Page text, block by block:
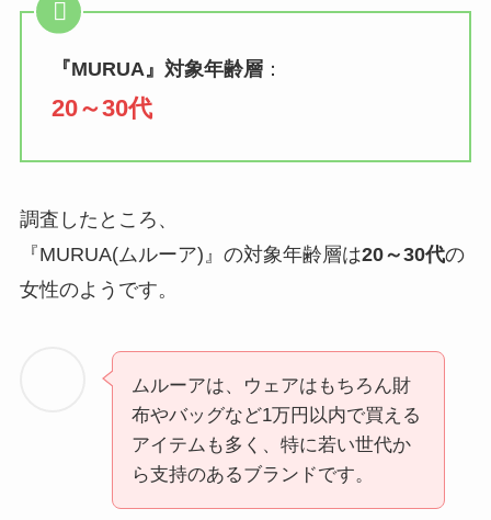
『MURUA』対象年齢層：
20～30代
調査したところ、
『MURUA(ムルーア)』の対象年齢層は20～30代の
女性のようです。
ムルーアは、ウェアはもちろん財
布やバッグなど1万円以内で買える
アイテムも多く、特に若い世代か
ら支持のあるブランドです。